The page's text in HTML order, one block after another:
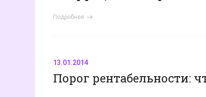
Подробнее
13.01.2014
Порог рентабельности: